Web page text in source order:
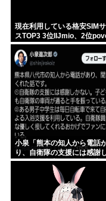
現在利用している格安SIM
スTOP3 3位IIJmio、2位
位ahamo
小泉「熊本の知人から電話
り、自衛隊の支援には感謝
ない、自衛隊のファンが増
るとのこと 」